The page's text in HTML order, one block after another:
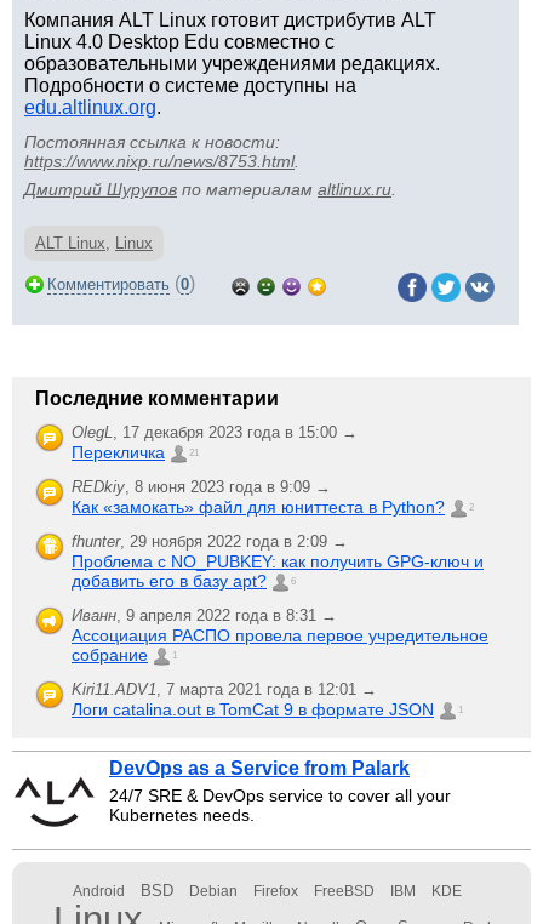
Компания ALT Linux готовит дистрибутив ALT
Linux 4.0 Desktop Edu совместно с
образовательными учреждениями редакциях.
Подробности о системе доступны на
edu.altlinux.org.
Постоянная ссылка к новости:
https://www.nixp.ru/news/8753.html.
Дмитрий Шурупов по материалам altlinux.ru
ALT Linux, Linux
Комментировать (0)
Последние комментарии
OlegL, 17 декабря 2023 года в 15:00 →
Перекличка 21
REDkiy, 8 июня 2023 года в 9:09 →
Как «замокать» файл для юниттеста в Python? 2
fhunter, 29 ноября 2022 года в 2:09 →
Проблема с NO_PUBKEY: как получить GPG-ключ и
добавить его в базу apt?
6
Иванн, 9 апреля 2022 года в 8:31 →
Ассоциация РАСПО провела первое учредительное
собрание
1
Kiri11.ADV1, 7 марта 2021 года в 12:01 →
Логи catalina.out в TomCat 9 в формате JSON 1
DevOps as a Service from Palark
24/7 SRE & DevOps service to cover all your
Kubernetes needs.
Android BSD Debian Firefox FreeBSD IBM KDE